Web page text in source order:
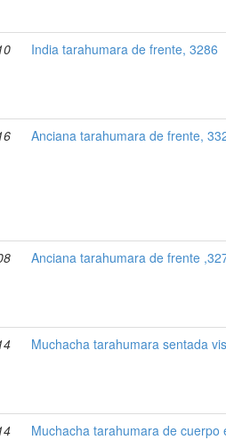
India tarahumara de frente, 3286
Anciana tarahumara de frente,
Anciana tarahumara de frente
Muchacha tarahumara sentada
Muchacha tarahumara de cuerpo